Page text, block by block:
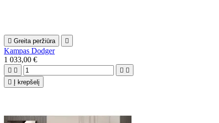
 Greita peržiūra 
Kampas Dodger
1 033,00 €
   

Į krepšelį